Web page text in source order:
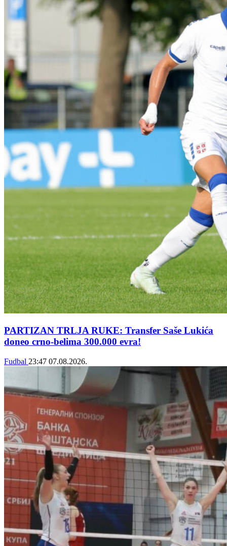
PARTIZAN TRLJA RUKE: Transfer Saše Lukića
doneo crno-belima 300.000 evra!
Fudbal 23:47 07.08.2026.